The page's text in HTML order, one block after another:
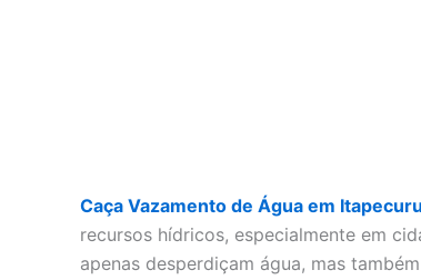
Caça Vazamento de Água em
recursos hídricos, especialmente em
apenas desperdiçam água, mas